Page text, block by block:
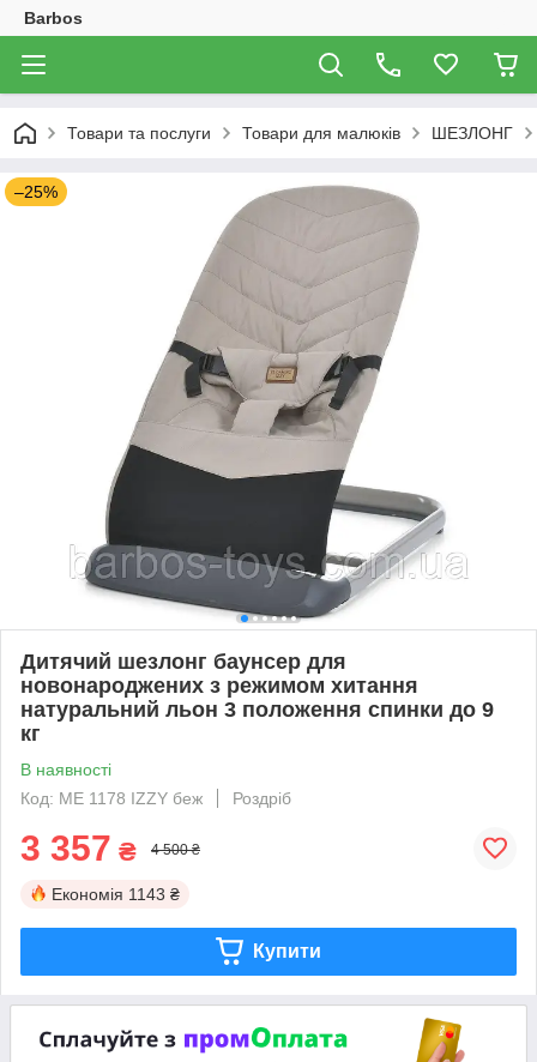
Barbos
Товари та послуги Товари для малюків ШЕЗЛОНГ
–25%
Дитячий шезлонг баунсер для
новонароджених з режимом хитання
натуральний льон 3 положення спинки до 9
кг
В наявності
Код: ME 1178 IZZY беж
Роздріб
3 357 ₴ 4 500 ₴
Економія 1143 ₴
Купити